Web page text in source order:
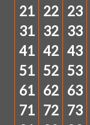
21 22 23
31 32 33
41 42 43
51 52 53
61 62 63
71 72 73